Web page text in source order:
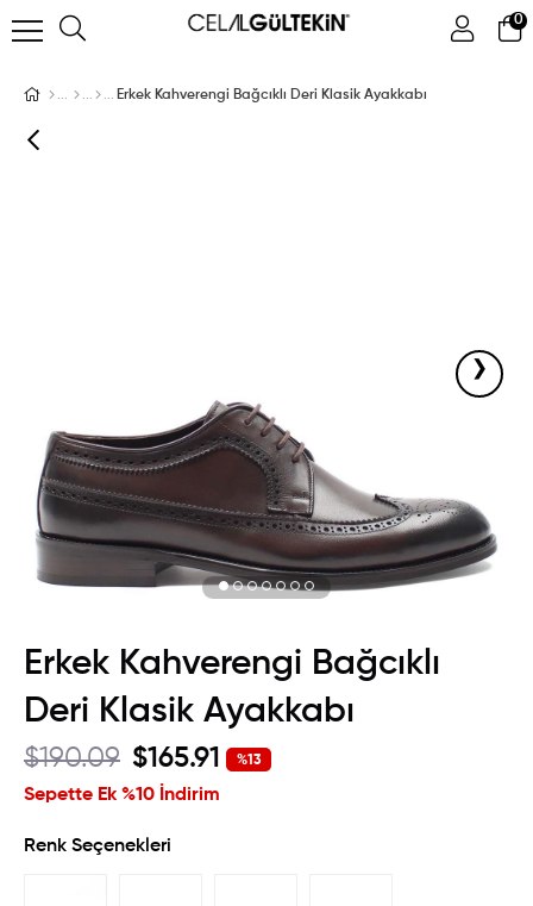
0
ÜYE GIRIŞI ÜYE OL Facebook İle Bağlan
Erkek Kahverengi Bağcıklı Deri Klasik Ayakkabı
›
Erkek Kahverengi Bağcıklı
Deri Klasik Ayakkabı
$190.09 $165.91
Sepette Ek %10 İndirim
%13
Renk Seçenekleri